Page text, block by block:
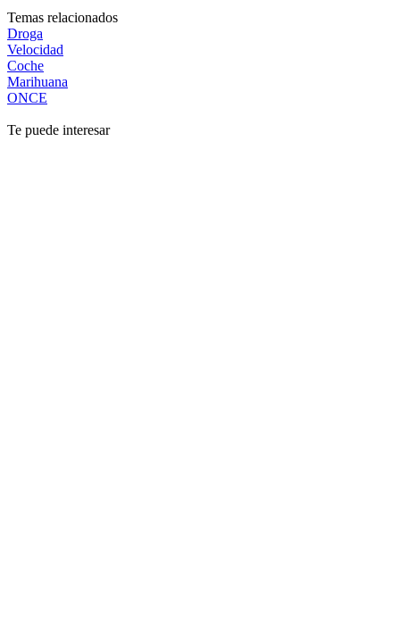
Temas relacionados
Droga
Velocidad
Coche
Marihuana
ONCE
Te puede interesar